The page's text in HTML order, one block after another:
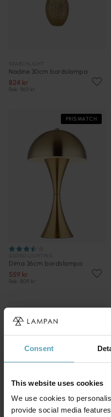
Consent
This website uses cookies
We use cookies to
provide social media
Nadine 30cm bordslampa
824 kr
Rek. 969 kr
PRISMATCH
Dima 36cm bordslampa
559 kr
Rek. 809 kr